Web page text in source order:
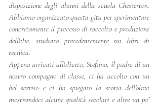
disposizione degli alunni della scuola Chesterton.
Abbiamo organizzato questa gita per sperimentare
concretamente il processo di raccolta e produzione
dell'olio, studiato precedentemente sui libri di
tecnica.
Appena arrivati all'oliveto, Stefano, il padre di un
nostro compagno di classe, ci ha accolto con un
bel sorriso e ci ha spiegato la storia dell'olivo
mostrandoci alcune qualità secolari e altre un po’